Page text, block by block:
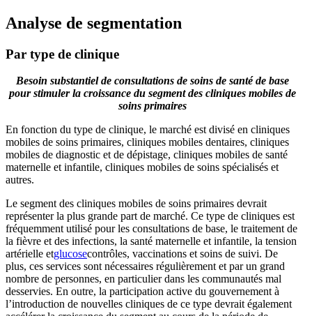
Analyse de segmentation
Par type de clinique
Besoin substantiel de consultations de soins de santé de base
pour stimuler la croissance du segment des cliniques mobiles de
soins primaires
En fonction du type de clinique, le marché est divisé en cliniques
mobiles de soins primaires, cliniques mobiles dentaires, cliniques
mobiles de diagnostic et de dépistage, cliniques mobiles de santé
maternelle et infantile, cliniques mobiles de soins spécialisés et
autres.
Le segment des cliniques mobiles de soins primaires devrait
représenter la plus grande part de marché. Ce type de cliniques est
fréquemment utilisé pour les consultations de base, le traitement de
la fièvre et des infections, la santé maternelle et infantile, la tension
artérielle etglucosecontrôles, vaccinations et soins de suivi. De
plus, ces services sont nécessaires régulièrement et par un grand
nombre de personnes, en particulier dans les communautés mal
desservies. En outre, la participation active du gouvernement à
l’introduction de nouvelles cliniques de ce type devrait également